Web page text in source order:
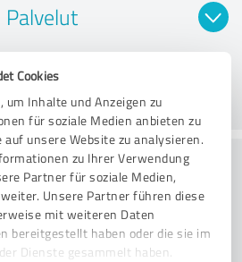
Cookies
um Inhalte und Anzeigen zu
für soziale Medien anbieten zu
unsere Website zu analysieren.
zu Ihrer Verwendung
Partner für soziale Medien,
Unsere Partner führen diese
mit weiteren Daten
bereitgestellt haben oder die sie im
Dienste gesammelt haben.
Palvelut
Käsittely